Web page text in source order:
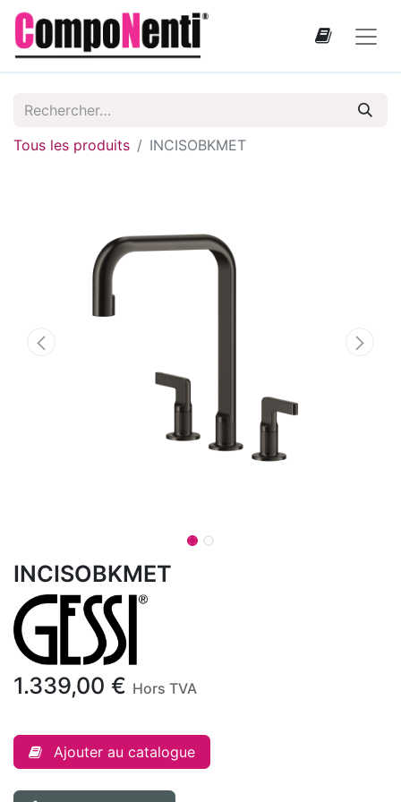
Tous les produits INCISOBKMET
INCISOBKMET
1.339,00 € Hors TVA
Ajouter au catalogue